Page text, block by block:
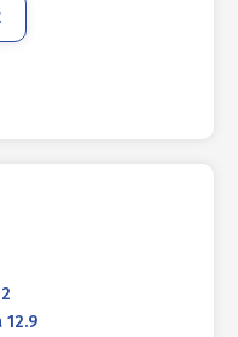
12.9